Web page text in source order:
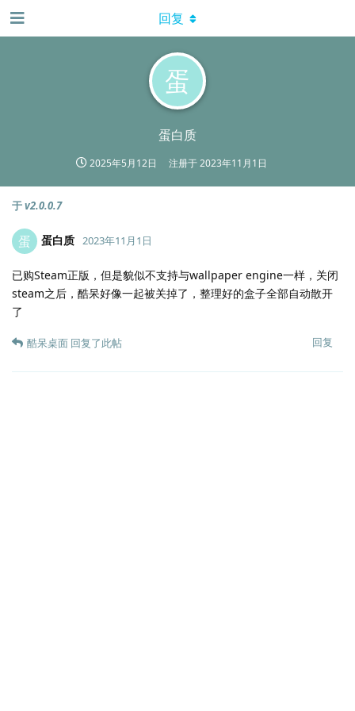
蛋
蛋白质
2025年5月12日 注册于2023年11月1日
回复
于v2.0.0.7
蛋 蛋白质 2023年11月1日
已购Steam正版，但是貌似不支持与wallpaper engine一样，关闭
steam之后，酷呆好像一起被关掉了，整理好的盒子全部自动散开
了
回复
酷呆桌面 回复了此帖